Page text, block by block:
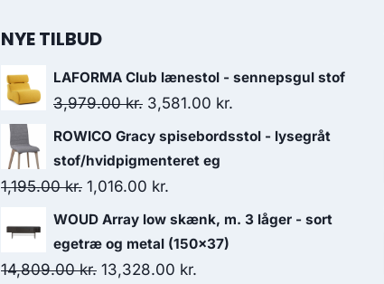
NYE TILBUD
LAFORMA Club lænestol - sennepsgul stof
3,979.00kr. 3,581.00 kr.
ROWICO Gracy spisebordsstol - lysegråt
stof/hvidpigmenteret eg
1,195.00kr. 1,016.00 kr.
WOUD Array low skænk, m. 3 låger - sort
egetræ og metal (150x37)
14,809.00kr. 13,328.00 kr.